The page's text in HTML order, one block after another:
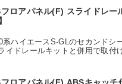
フロアパネル(F) スライドレー
系ハイエースS-GLのセカンドシ
イドレールキットと併用で取付